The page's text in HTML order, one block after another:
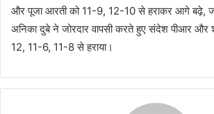
और पूजा आरती को 11-9, 12-10 से हराकर आगे बढ़े,
अनिका दुबे ने जोरदार वापसी करते हुए संदेश पीआर और
12, 11-6, 11-8 से हराया।